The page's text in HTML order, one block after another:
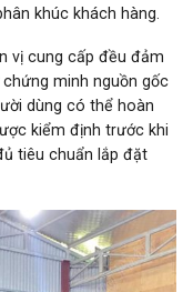
khúc khách hàng.
vị cung cấp đều đảm
minh nguồn gốc
dùng có thể hoàn
kiểm định trước khi
tiêu chuẩn lắp đặt